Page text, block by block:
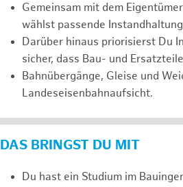
Gemeinsam mit dem
wählst passende
Darüber hinaus priorisierst Du
sicher, dass Bau- und
Bahnübergänge, Gleise und
Landeseisenbahnaufsicht.
DAS BRINGST DU MIT
Du hast ein Studium im